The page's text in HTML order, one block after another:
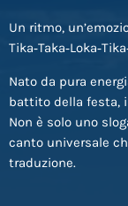
Un ritmo,
Nato da pura
battito della festa,
Non è solo uno
canto universale
traduzione.